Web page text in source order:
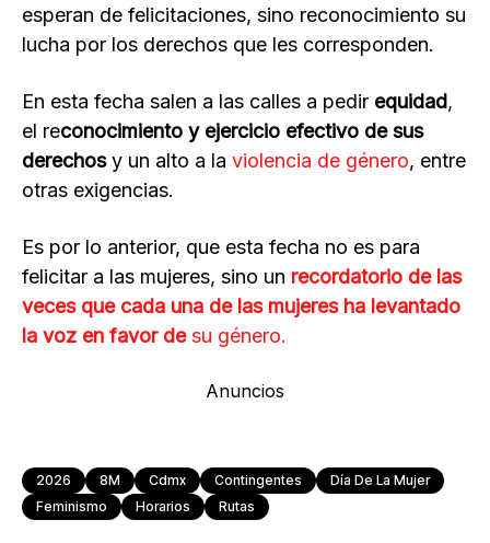
esperan de felicitaciones, sino reconocimiento su
lucha por los derechos que les corresponden.
En esta fecha salen a las calles a pedir equidad,
el reconocimiento y ejercicio efectivo de sus
derechosy un alto a la violencia de género, entre
otras exigencias.
Es por lo anterior, que esta fecha no es para
felicitar a las mujeres, sino un recordatorio de las
veces que cada una de las mujeres ha levantado
la voz en favor desu género.
Anuncios
2026 8M Cdmx Contingentes
Día De La Mujer
Feminismo
Horarios Rutas